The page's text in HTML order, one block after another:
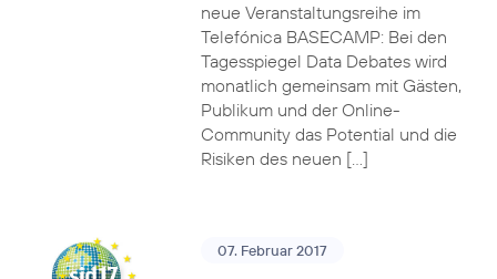
neue Veranstaltungsreihe im
Telefónica BASECAMP: Bei den
Tagesspiegel Data Debates wird
monatlich gemeinsam mit Gästen,
Publikum und der Online-
Community das Potential und die
Risiken des neuen […]
07. Februar 2017